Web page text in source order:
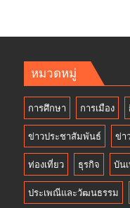
หมวดหมู่
การศึกษา การเมือง
ข่าวประชาสัมพันธ์ ข่า
ท่องเที่ยว ธุรกิจ บัน
ประเพณีและวัฒนธรรม